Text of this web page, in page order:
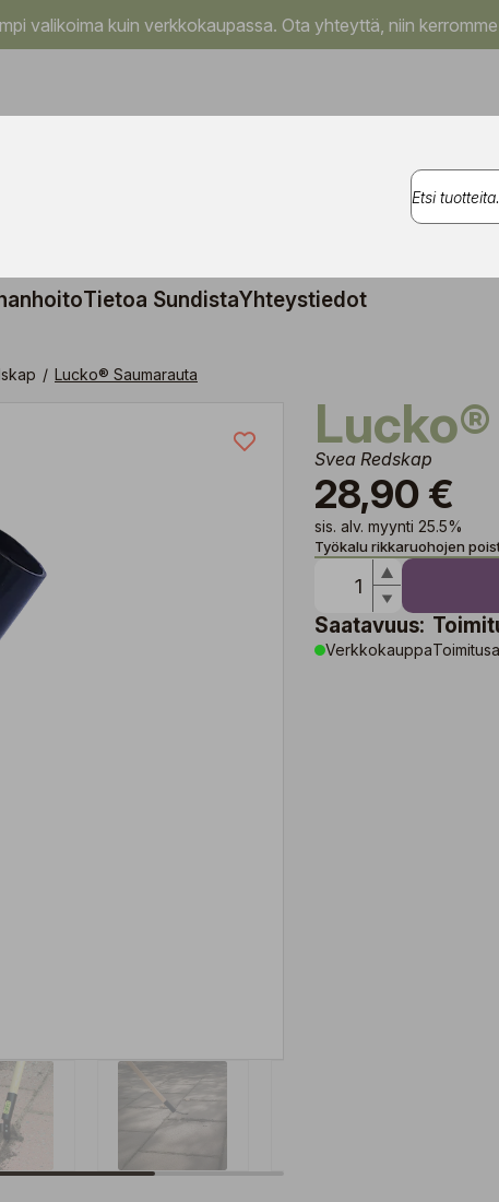
valikoima kuin verkkokaupassa. Ota yhteyttä, niin
Tietoa SundistaYhteystiedot
/ Lucko® Saumarauta
Svea Redskap
28,90 €
sis. alv. myynti 25.5%
Työkalu rikkaruohojen
Saatavuus:
Verkkokauppa